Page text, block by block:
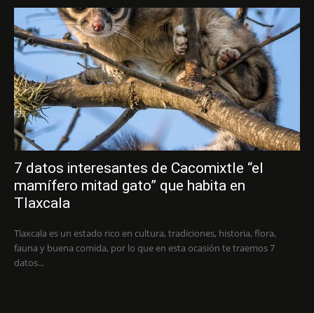
7 datos interesantes de Cacomixtle “el
mamífero mitad gato” que habita en
Tlaxcala
Tlaxcala es un estado rico en cultura, tradiciones, historia, flora,
fauna y buena comida, por lo que en esta ocasión te traemos 7
datos...